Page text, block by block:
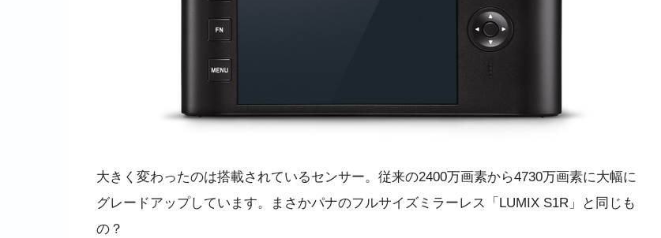
大きく変わったのは搭載されているセンサー。従来の2400万画素から4730万画素に大幅に
グレードアップしています。まさかパナのフルサイズミラーレス「LUMIX S1R」と同じも
の？